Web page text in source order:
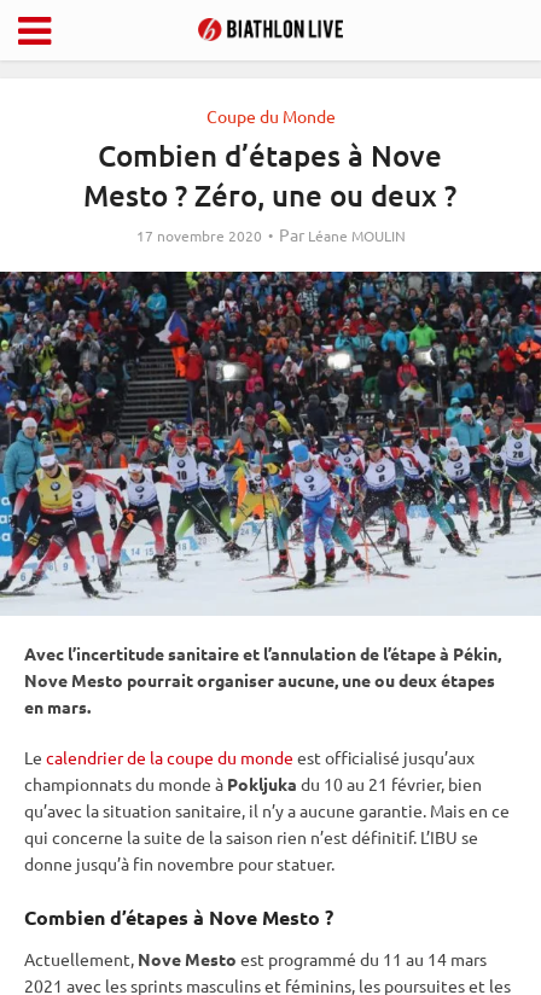
Coupe du Monde
Combien d’étapes à Nove
Mesto ? Zéro, une ou deux ?
17 novembre 2020 Par Léane MOULIN
Avec l’incertitude sanitaire et l’annulation de l’étape à Pékin,
Nove Mesto pourrait organiser aucune, une ou deux étapes
en mars.
Le calendrier de la coupe du monde est officialisé jusqu’aux
championnats du monde à Pokljuka du 10 au 21 février, bien
qu’avec la situation sanitaire, il n’y a aucune garantie. Mais en ce
qui concerne la suite de la saison rien n’est définitif. L’IBU se
donne jusqu’à fin novembre pour statuer.
Combien d’étapes à Nove Mesto ?
Actuellement, Nove Mesto est programmé du 11 au 14 mars
2021 avec les sprints masculins et féminins, les poursuites et les